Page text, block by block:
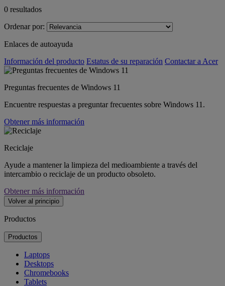
0 resultados
Ordenar por:
Enlaces de autoayuda
Información del producto Estatus de su reparación Contactar a Acer
Preguntas frecuentes de Windows 11
Encuentre respuestas a preguntar frecuentes sobre Windows 11.
Obtener más información
Reciclaje
Ayude a mantener la limpieza del medioambiente a través del
intercambio o reciclaje de un producto obsoleto.
Obtener más información
Volver al principio
Productos
Productos
Laptops
Desktops
Chromebooks
Tablets